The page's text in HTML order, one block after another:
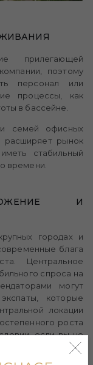
прилегающей
поэтому
персонал или
процессы, как
в бассейне.
семей офисных
расширяет рынок
стабильный
времени.
И
городах и
блага
Центральное
спроса на
могут
которые
локации
роста
если вы не
средства в